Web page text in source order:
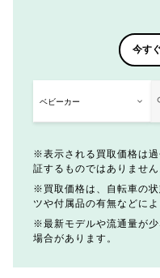
今す
表示される買取価格は
証するものではありません
買取価格は、自転車の
ツや付属品の有無などによ
最新モデルや流通量が
場合があります。